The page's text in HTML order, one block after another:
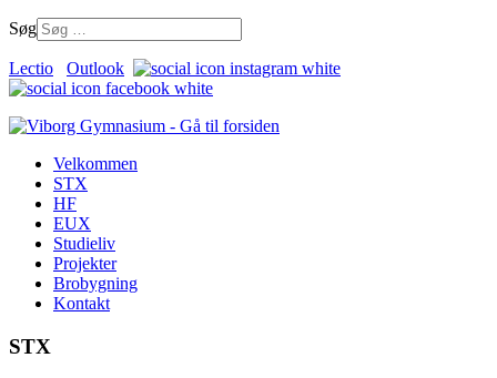
Søg
Lectio Outlook
Velkommen
STX
HF
EUX
Studieliv
Projekter
Brobygning
Kontakt
STX